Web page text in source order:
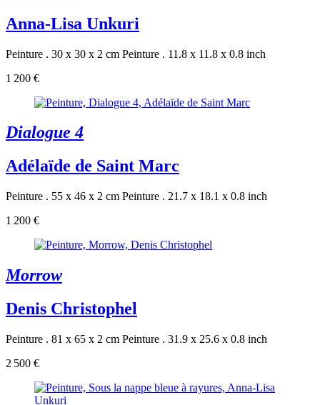
Anna-Lisa Unkuri
Peinture . 30 x 30 x 2 cm Peinture . 11.8 x 11.8 x 0.8 inch
1 200 €
Dialogue 4
Adélaïde de Saint Marc
Peinture . 55 x 46 x 2 cm Peinture . 21.7 x 18.1 x 0.8 inch
1 200 €
Morrow
Denis Christophel
Peinture . 81 x 65 x 2 cm Peinture . 31.9 x 25.6 x 0.8 inch
2 500 €